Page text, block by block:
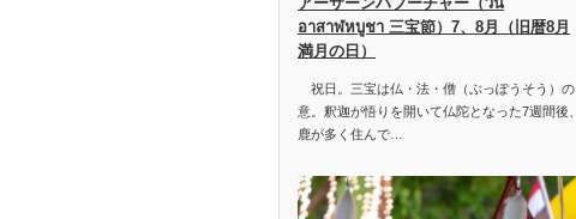
อาสาฬหบูชา 三宝節）7、8月（旧暦8月
満月の日）
祝日。三宝は仏・法・僧（ぶっぽうそう）の
意。釈迦が悟りを開いて仏陀となった7週間後、
鹿が多く住んで…